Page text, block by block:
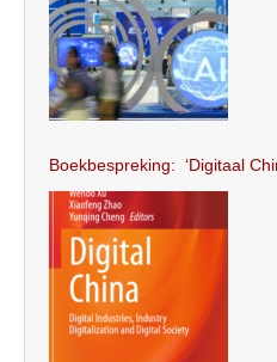
Boekbespreking: ‘Digitaal